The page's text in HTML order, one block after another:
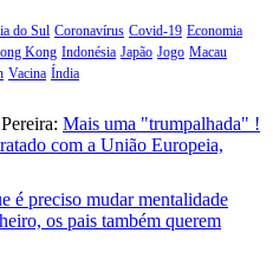
do Sul Coronavírus Covid-19 Economia
Kong Indonésia Japão Jogo Macau
Vacina Índia
Mais uma "trumpalhada" !
com a União Europeia,
é preciso mudar mentalidade
os pais também querem